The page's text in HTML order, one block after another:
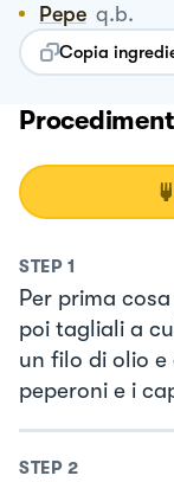
Pepe q.b.
Copia
STEP 1
Per prima
poi tagliali a
un filo di olio
peperoni e i
STEP 2